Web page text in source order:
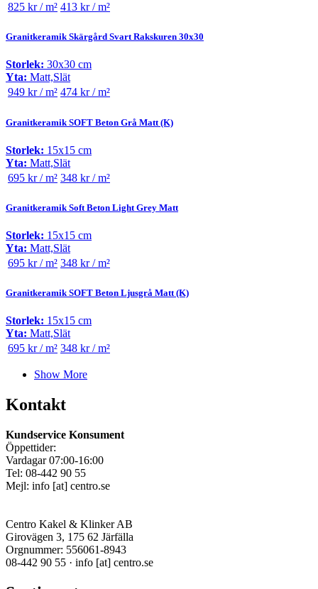
825 kr / m² 413 kr / m²
Granitkeramik Skärgård Svart Rakskuren 30x30
Storlek: 30x30 cm
Yta: Matt,Slät
949 kr / m² 474 kr / m²
Granitkeramik SOFT Beton Grå Matt (K)
Storlek: 15x15 cm
Yta: Matt,Slät
695 kr / m² 348 kr / m²
Granitkeramik Soft Beton Light Grey Matt
Storlek: 15x15 cm
Yta: Matt,Slät
695 kr / m² 348 kr / m²
Granitkeramik SOFT Beton Ljusgrå Matt (K)
Storlek: 15x15 cm
Yta: Matt,Slät
695 kr / m² 348 kr / m²
Show More
Kontakt
Kundservice Konsument
Öppettider:
Vardagar 07:00-16:00
Tel: 08-442 90 55
Mejl: info [at] centro.se
Centro Kakel & Klinker AB
Girovägen 3, 175 62 Järfälla
Orgnummer: 556061-8943
08-442 90 55 · info [at] centro.se